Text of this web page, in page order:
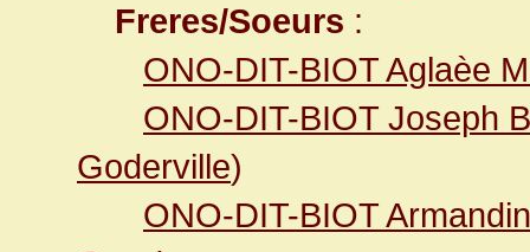
Freres/Soeurs :
ONO-DIT-BIOT Aglaèe
ONO-DIT-BIOT Joseph
Goderville)
ONO-DIT-BIOT